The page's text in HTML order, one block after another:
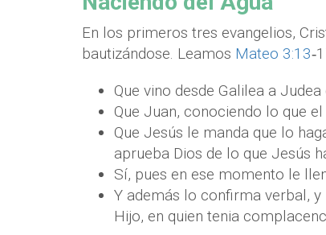
En los primeros tres evangelios,
bautizándose. Leamos Mateo 3:13
Que vino desde Galilea a
Que Juan, conociendo lo que
Que Jesús le manda que lo
aprueba Dios de lo que Jesús
Sí, pues en ese momento le
Y además lo confirma verbal,
Hijo, en quien tenia